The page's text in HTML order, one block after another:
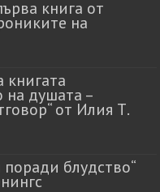
книга от
на
книгата
на душата –
от Илия Т.
поради блудство“